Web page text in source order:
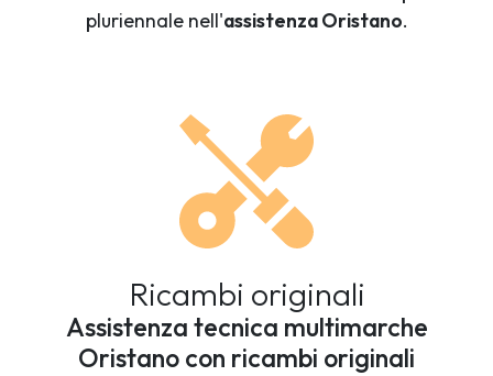
pluriennale nell'assistenza Oristano.
Ricambi originali
Assistenza tecnica multimarche
Oristano con ricambi originali